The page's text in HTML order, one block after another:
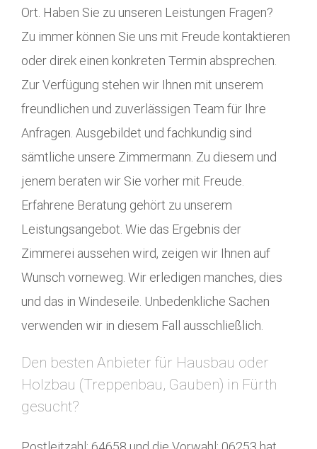
Ort. Haben Sie zu unseren Leistungen Fragen?
Zu immer können Sie uns mit Freude kontaktieren
oder direk einen konkreten Termin absprechen.
Zur Verfügung stehen wir Ihnen mit unserem
freundlichen und zuverlässigen Team für Ihre
Anfragen. Ausgebildet und fachkundig sind
sämtliche unsere Zimmermann. Zu diesem und
jenem beraten wir Sie vorher mit Freude.
Erfahrene Beratung gehört zu unserem
Leistungsangebot. Wie das Ergebnis der
Zimmerei aussehen wird, zeigen wir Ihnen auf
Wunsch vorneweg. Wir erledigen manches, dies
und das in Windeseile. Unbedenkliche Sachen
verwenden wir in diesem Fall ausschließlich.
Den besten Anbieter für Hausbau oder
Holzbau (Treppenbau, Gauben) in Fürth
gesucht?